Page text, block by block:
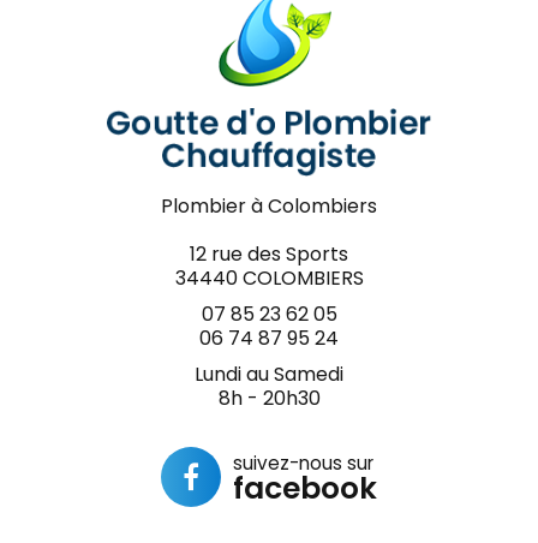
Plombier à Colombiers
12 rue des Sports
34440 COLOMBIERS
07 85 23 62 05
06 74 87 95 24
Lundi au Samedi
8h - 20h30
suivez-nous sur
facebook